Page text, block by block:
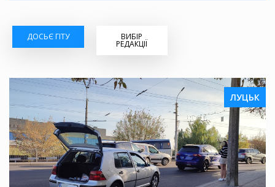
ДОСЬЄ ГІТУ ВИБІР
РЕДАКЦІЇ
ЛУЦЬК